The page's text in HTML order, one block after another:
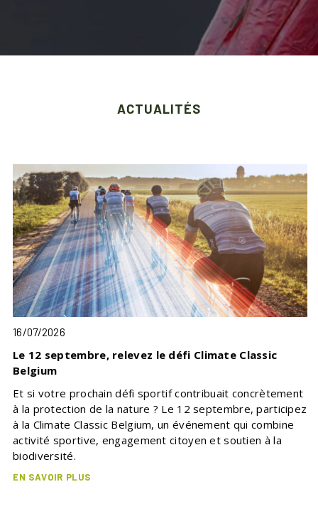
ACTUALITÉS
16/07/2026
Le 12 septembre, relevez le défi Climate Classic
Belgium
Et si votre prochain défi sportif contribuait concrètement
à la protection de la nature ? Le 12 septembre, participez
à la Climate Classic Belgium, un événement qui combine
activité sportive, engagement citoyen et soutien à la
biodiversité.
EN SAVOIR PLUS